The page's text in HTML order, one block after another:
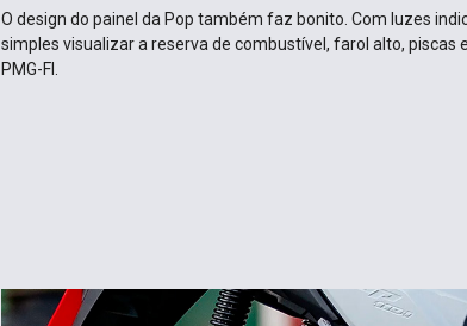
O design do painel da Pop também faz bonito. Com luzes
simples visualizar a reserva de combustível, farol alto, piscas
PMG-FI.